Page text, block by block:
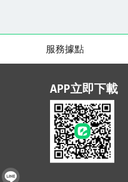
服務據點
APP立即下載